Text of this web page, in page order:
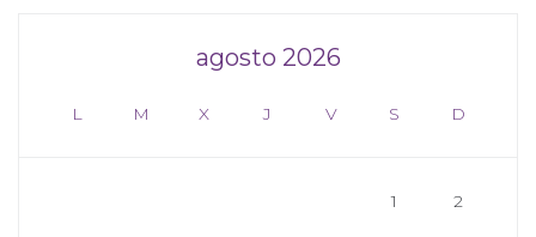
agosto 2026
L M X J V S D
1 2